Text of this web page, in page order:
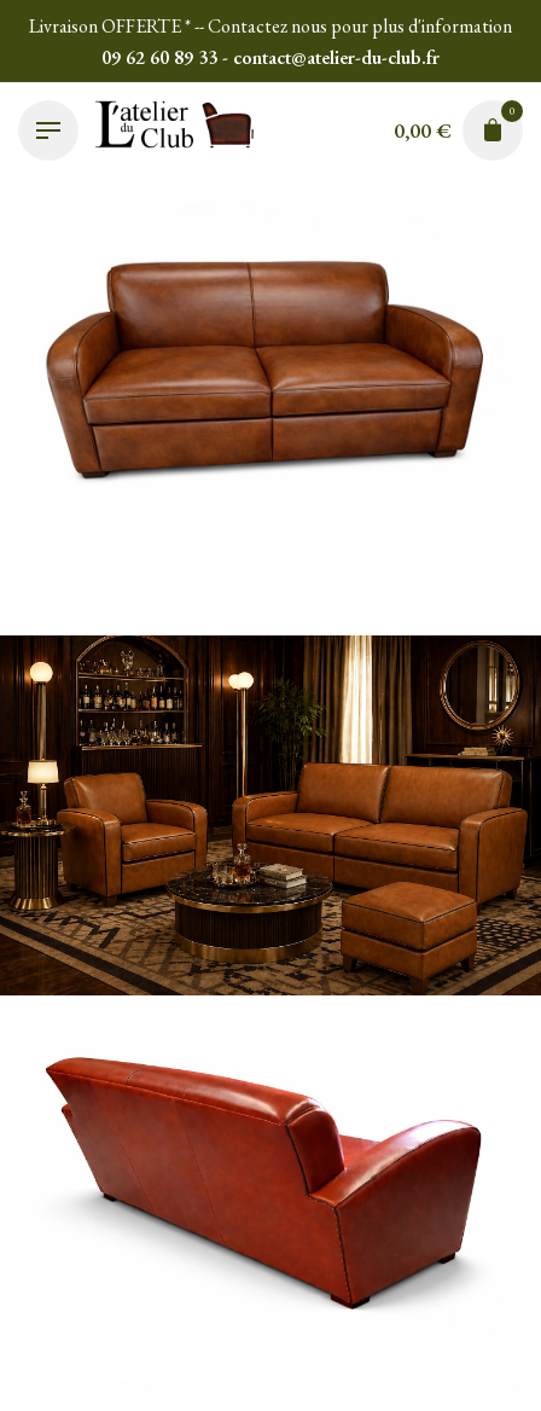
Livraison OFFERTE * -- Contactez nous pour plus d'information
09 62 60 89 33 - contact@atelier-du-club.fr
0,00€
0